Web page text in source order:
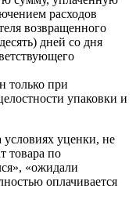
расходов
возвращенного
дней со дня
только при
упаковки и
уценки, не
товара по
«ожидали
оплачивается